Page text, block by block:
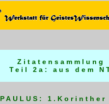
Zitatensammlung
Teil 2a: aus dem
PAULUS: 1.Korinther